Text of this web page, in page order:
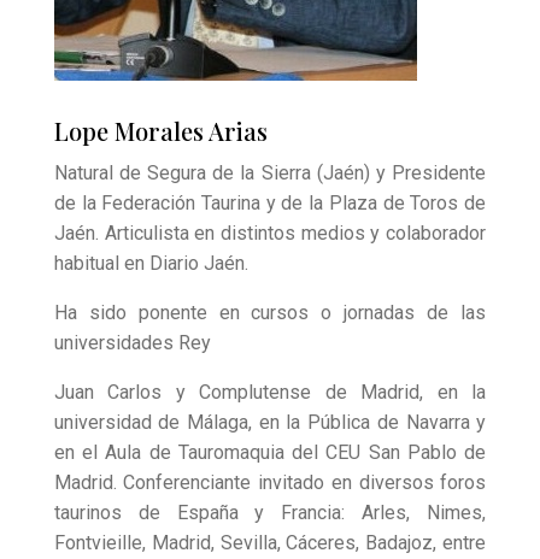
Lope Morales Arias
Natural de Segura de la Sierra (Jaén) y Presidente
de la Federación Taurina y de la Plaza de Toros de
Jaén. Articulista en distintos medios y colaborador
habitual en Diario Jaén.
Ha sido ponente en cursos o jornadas de las
universidades Rey
Juan Carlos y Complutense de Madrid, en la
universidad de Málaga, en la Pública de Navarra y
en el Aula de Tauromaquia del CEU San Pablo de
Madrid. Conferenciante invitado en diversos foros
taurinos de España y Francia: Arles, Nimes,
Fontvieille, Madrid, Sevilla, Cáceres, Badajoz, entre